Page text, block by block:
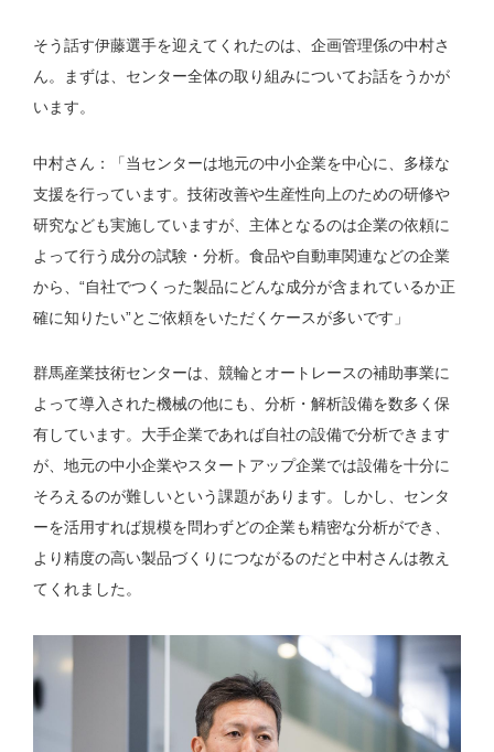
そう話す伊藤選手を迎えてくれたのは、企画管理係の中村さ
ん。まずは、センター全体の取り組みについてお話をうかが
います。
中村さん：「当センターは地元の中小企業を中心に、多様な
支援を行っています。技術改善や生産性向上のための研修や
研究なども実施していますが、主体となるのは企業の依頼に
よって行う成分の試験・分析。食品や自動車関連などの企業
から、“自社でつくった製品にどんな成分が含まれているか正
確に知りたい”とご依頼をいただくケースが多いです」
群馬産業技術センターは、競輪とオートレースの補助事業に
よって導入された機械の他にも、分析・解析設備を数多く保
有しています。大手企業であれば自社の設備で分析できます
が、地元の中小企業やスタートアップ企業では設備を十分に
そろえるのが難しいという課題があります。しかし、センタ
ーを活用すれば規模を問わずどの企業も精密な分析ができ、
より精度の高い製品づくりにつながるのだと中村さんは教え
てくれました。